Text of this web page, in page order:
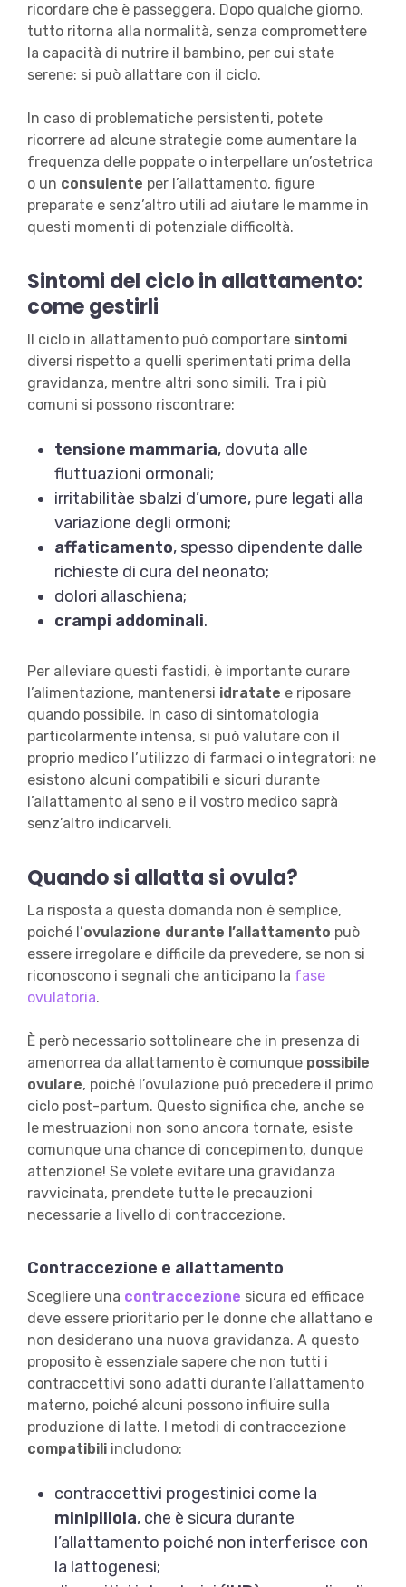
ricordare che è passeggera. Dopo qualche giorno,
tutto ritorna alla normalità, senza compromettere
la capacità di nutrire il bambino, per cui state
serene: si può allattare con il ciclo.
In caso di problematiche persistenti, potete
ricorrere ad alcune strategie come aumentare la
frequenza delle poppate o interpellare un’ostetrica
o un consulente per l’allattamento, figure
preparate e senz’altro utili ad aiutare le mamme in
questi momenti di potenziale difficoltà.
Sintomi del ciclo in allattamento:
come gestirli
Il ciclo in allattamento può comportare sintomi
diversi rispetto a quelli sperimentati prima della
gravidanza, mentre altri sono simili. Tra i più
comuni si possono riscontrare:
tensione mammaria, dovuta alle
fluttuazioni ormonali;
irritabilitàe sbalzi d’umore, pure legati alla
variazione degli ormoni;
affaticamento, spesso dipendente dalle
richieste di cura del neonato;
dolori allaschiena;
crampi addominali.
Per alleviare questi fastidi, è importante curare
l’alimentazione, mantenersi idratate e riposare
quando possibile. In caso di sintomatologia
particolarmente intensa, si può valutare con il
proprio medico l’utilizzo di farmaci o integratori: ne
esistono alcuni compatibili e sicuri durante
l’allattamento al seno e il vostro medico saprà
senz’altro indicarveli.
Quando si allatta si ovula?
La risposta a questa domanda non è semplice,
poiché l’ovulazione durante l’allattamento può
essere irregolare e difficile da prevedere, se non si
riconoscono i segnali che anticipano la fase
ovulatoria.
È però necessario sottolineare che in presenza di
amenorrea da allattamento è comunquepossibile
ovulare, poiché l’ovulazione può precedere il primo
ciclo post-partum. Questo significa che, anche se
le mestruazioni non sono ancora tornate, esiste
comunque una chance di concepimento, dunque
attenzione! Se volete evitare una gravidanza
ravvicinata, prendete tutte le precauzioni
necessarie a livello di contraccezione.
Contraccezione e allattamento
Scegliere una contraccezione sicura ed efficace
deve essere prioritario per le donne che allattano e
non desiderano una nuova gravidanza. A questo
proposito è essenziale sapere che non tutti i
contraccettivi sono adatti durante l’allattamento
materno, poiché alcuni possono influire sulla
produzione di latte. I metodi di contraccezione
compatibiliincludono:
contraccettivi progestinici come la
minipillola, che è sicura durante
l’allattamento poiché non interferisce con
la lattogenesi;